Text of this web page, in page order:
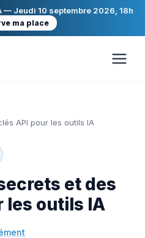
— Jeudi 10 septembre 2026, 18h
ma place
API pour les outils IA
et des
les outils IA